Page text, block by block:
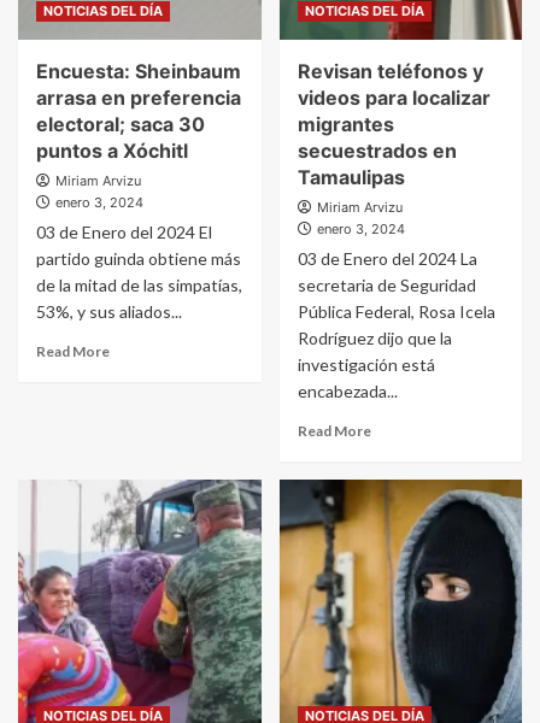
NOTICIAS DEL DÍA
Encuesta: Sheinbaum
arrasa en preferencia
electoral; saca 30
puntos a Xóchitl
Miriam Arvizu
enero 3, 2024
03 de Enero del 2024 El
partido guinda obtiene más
de la mitad de las simpatías,
53%, y sus aliados...
Read More
NOTICIAS DEL DÍA
Revisan teléfonos y
videos para localizar
migrantes
secuestrados en
Tamaulipas
Miriam Arvizu
enero 3, 2024
03 de Enero del 2024 La
secretaria de Seguridad
Pública Federal, Rosa Icela
Rodríguez dijo que la
investigación está
encabezada...
Read More
NOTICIAS DEL DÍA NOTICIAS DEL DÍA